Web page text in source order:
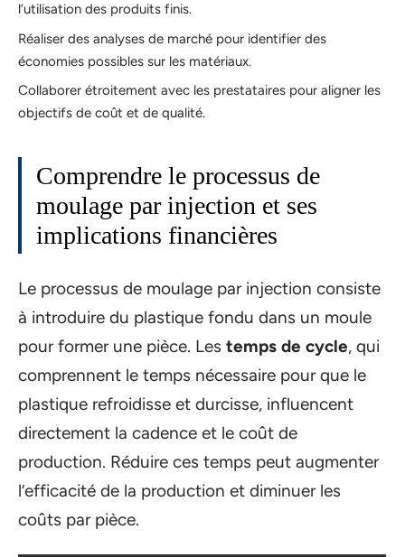
l’utilisation des produits finis.
Réaliser des analyses de marché pour identifier des
économies possibles sur les matériaux.
Collaborer étroitement avec les prestataires pour aligner les
objectifs de coût et de qualité.
Comprendre le processus de
moulage par injection et ses
implications financières
Le processus de moulage par injection consiste
à introduire du plastique fondu dans un moule
pour former une pièce. Les temps de cycle, qui
comprennent le temps nécessaire pour que le
plastique refroidisse et durcisse, influencent
directement la cadence et le coût de
production. Réduire ces temps peut augmenter
l’efficacité de la production et diminuer les
coûts par pièce.